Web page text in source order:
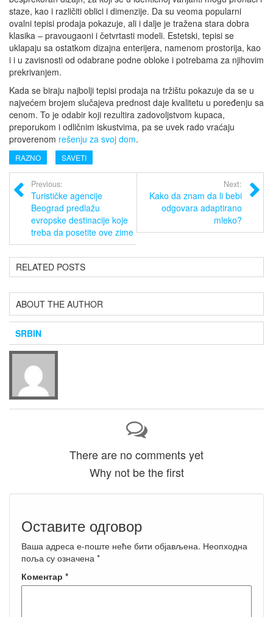
staze, kao i različiti oblici i dimenzije. Da su veoma popularni
ovalni tepisi prodaja pokazuje, ali i dalje je tražena stara dobra
klasika – pravougaoni i četvrtasti modeli. Estetski, tepisi se
uklapaju sa ostatkom dizajna enterijera, namenom prostorija, kao
i i u zavisnosti od odabrane podne obloke i potrebama za njihovim
prekrivanjem.
Kada se biraju najbolji tepisi prodaja na tržištu pokazuje da se u
najvećem brojem slučajeva prednost daje kvalitetu u poređenju sa
cenom. To je odabir koji rezultira zadovoljstvom kupaca,
preporukom i odličnim iskustvima, pa se uvek rado vraćaju
proverenom rešenju za svoj dom.
RAZNO SAVETI
Previous:
Turističke agencije
Beograd predlažu
evropske destinacije koje
treba da posetite ove zime
Next:
Kako da znam da li bebi
odgovara adaptirano
mleko?
RELATED POSTS
ABOUT THE AUTHOR
SRBIN
There are no comments yet
Why not be the first
Оставите одговор
Ваша адреса е-поште неће бити објављена. Неопходна
поља су означена *
Коментар *